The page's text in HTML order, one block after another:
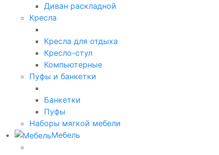
Диван раскладной
Кресла
Кресла для отдыха
Кресло-стул
Компьютерные
Пуфы и банкетки
Банкетки
Пуфы
Наборы мягкой мебели
Мебель